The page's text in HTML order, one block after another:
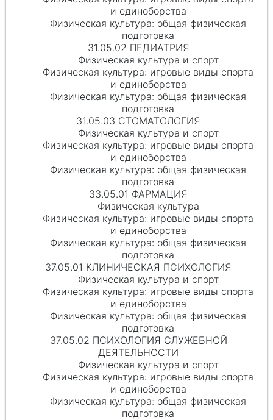
и единоборства
Физическая культура: общая физическая
подготовка
31.05.02 ПЕДИАТРИЯ
Физическая культура и спорт
Физическая культура: игровые виды спорта
и единоборства
Физическая культура: общая физическая
подготовка
31.05.03 СТОМАТОЛОГИЯ
Физическая культура и спорт
Физическая культура: игровые виды спорта
и единоборства
Физическая культура: общая физическая
подготовка
33.05.01 ФАРМАЦИЯ
Физическая культура
Физическая культура: игровые виды спорта
и единоборства
Физическая культура: общая физическая
подготовка
37.05.01 КЛИНИЧЕСКАЯ ПСИХОЛОГИЯ
Физическая культура и спорт
Физическая культура: игровые виды спорта
и единоборства
Физическая культура: общая физическая
подготовка
37.05.02 ПСИХОЛОГИЯ СЛУЖЕБНОЙ
ДЕЯТЕЛЬНОСТИ
Физическая культура и спорт
Физическая культура: игровые виды спорта
и единоборства
Физическая культура: общая физическая
подготовка